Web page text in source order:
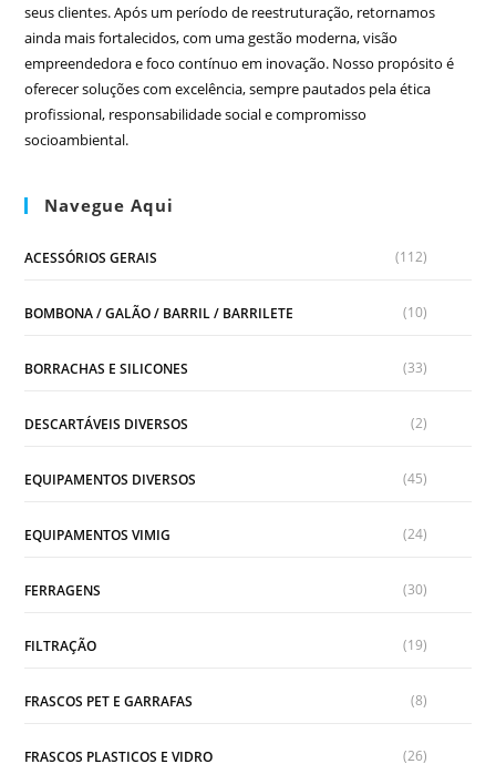
seus clientes. Após um período de reestruturação, retornamos
ainda mais fortalecidos, com uma gestão moderna, visão
empreendedora e foco contínuo em inovação. Nosso propósito é
oferecer soluções com excelência, sempre pautados pela ética
profissional, responsabilidade social e compromisso
socioambiental.
Navegue Aqui
ACESSÓRIOS GERAIS (112)
BOMBONA / GALÃO / BARRIL / BARRILETE (10)
BORRACHAS E SILICONES (33)
DESCARTÁVEIS DIVERSOS (2)
EQUIPAMENTOS DIVERSOS (45)
EQUIPAMENTOS VIMIG (24)
FERRAGENS (30)
FILTRAÇÃO (19)
FRASCOS PET E GARRAFAS (8)
FRASCOS PLASTICOS E VIDRO (26)